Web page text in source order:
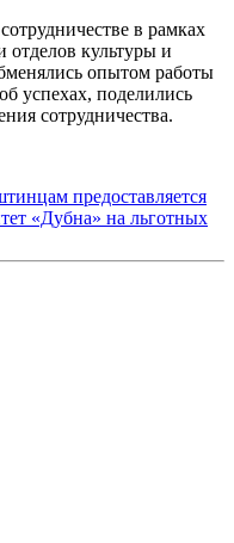
в рамках
отделов культуры и
опытом работы
успехах, поделились
сотрудничества.